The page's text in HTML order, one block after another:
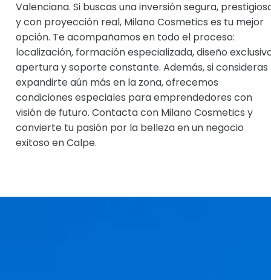
Valenciana. Si buscas una inversión segura,
y con proyección real, Milano Cosmetics es tu mejor
opción. Te acompañamos en todo el proceso:
localización, formación especializada, diseño
apertura y soporte constante. Además, si consideras
expandirte aún más en la zona, ofrecemos
condiciones especiales para emprendedores con
visión de futuro. Contacta con Milano Cosmetics y
convierte tu pasión por la belleza en un negocio
exitoso en Calpe.